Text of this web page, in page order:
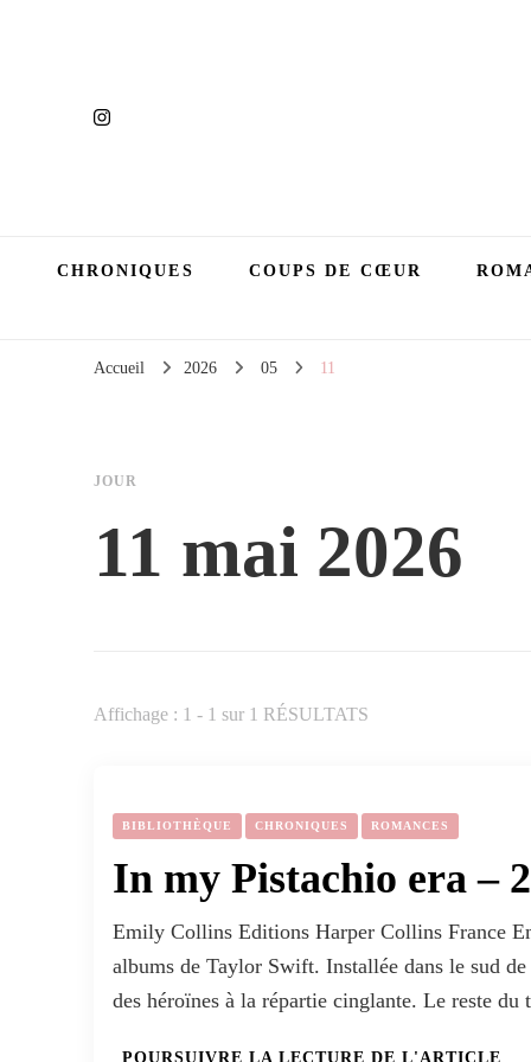
CHRONIQUES COUPS DE CŒUR
Accueil 2026 05 11
JOUR
11 mai 2026
Affichage : 1 - 1 sur 1 RÉSULTATS
BIBLIOTHÈQUE CHRONIQUES ROMANCES
In my Pistachio era –
Emily Collins Editions Harper Collins France
albums de Taylor Swift. Installée dans le sud
des héroïnes à la répartie cinglante. Le reste
POURSUIVRE LA LECTURE DE L'ARTICLE